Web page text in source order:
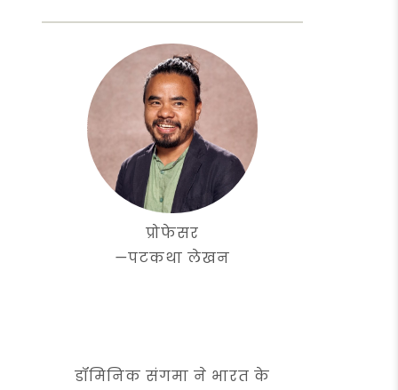
प्रोफेसर
—पटकथा लेखन
डॉमिनिक संगमा ने भारत के